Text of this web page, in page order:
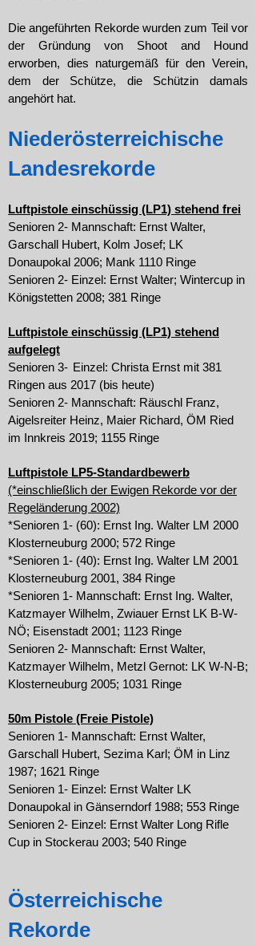
Die angeführten Rekorde wurden zum Teil vor
der Gründung von Shoot and Hound
erworben, dies naturgemäß für den Verein,
dem der Schütze, die Schützin damals
angehört hat.
Niederösterreichische
Landesrekorde
Luftpistole einschüssig (LP1) stehend frei
Senioren 2- Mannschaft: Ernst Walter,
Garschall Hubert, Kolm Josef; LK
Donaupokal 2006; Mank 1110 Ringe
Senioren 2- Einzel: Ernst Walter; Wintercup in
Königstetten 2008; 381 Ringe
Luftpistole einschüssig (LP1) stehend
aufgelegt
Senioren 3- Einzel: Christa Ernst mit 381
Ringen aus 2017 (bis heute)
Senioren 2- Mannschaft: Räuschl Franz,
Aigelsreiter Heinz, Maier Richard, ÖM Ried
im Innkreis 2019; 1155 Ringe
Luftpistole LP5-Standardbewerb
(*einschließlich der Ewigen Rekorde vor der
Regeländerung 2002)
*Senioren 1- (60): Ernst Ing. Walter LM 2000
Klosterneuburg 2000; 572 Ringe
*Senioren 1- (40): Ernst Ing. Walter LM 2001
Klosterneuburg 2001, 384 Ringe
*Senioren 1- Mannschaft: Ernst Ing. Walter,
Katzmayer Wilhelm, Zwiauer Ernst LK B-W-
NÖ; Eisenstadt 2001; 1123 Ringe
Senioren 2- Mannschaft: Ernst Walter,
Katzmayer Wilhelm, Metzl Gernot: LK W-N-B;
Klosterneuburg 2005; 1031 Ringe
50m Pistole (Freie Pistole)
Senioren 1- Mannschaft: Ernst Walter,
Garschall Hubert, Sezima Karl; ÖM in Linz
1987; 1621 Ringe
Senioren 1- Einzel: Ernst Walter LK
Donaupokal in Gänserndorf 1988; 553 Ringe
Senioren 2- Einzel: Ernst Walter Long Rifle
Cup in Stockerau 2003; 540 Ringe
Österreichische
Rekorde